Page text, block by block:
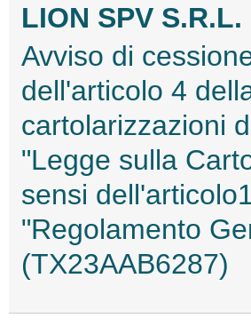
LION SPV S.R.L.
Avviso di
dell'articolo 4
cartolarizzazioni
"Legge sulla
sensi
"Regolamento
(TX23AAB6287)